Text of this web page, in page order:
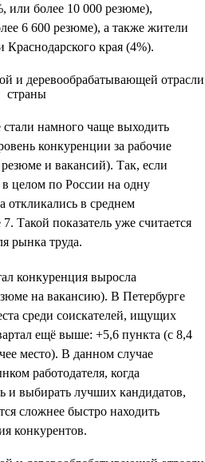
или более 10 000 резюме),
6 600 резюме), а также жители
края (4%).
стали намного чаще выходить
конкуренции за рабочие
и вакансий). Так, если
в целом по России на одну
откликались в среднем
Такой показатель уже считается
рынка труда.
конкуренция выросла
на вакансию). В Петербурге
среди соискателей, ищущих
ещё выше: +5,6 пункта (с 8,4
место). В данном случае
работодателя, когда
и выбирать лучших кандидатов,
сложнее быстро находить
конкурентов.